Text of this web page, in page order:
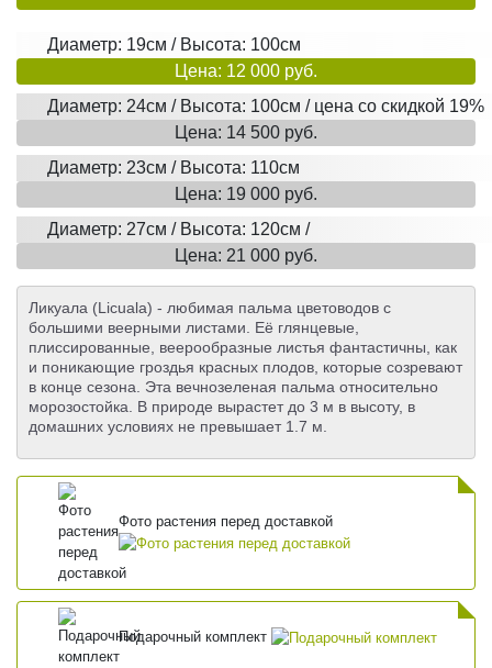
Диаметр: 19см / Высота: 100см
Цена: 12 000 руб.
Диаметр: 24см / Высота: 100см / цена со скидкой 19%
Цена: 14 500 руб.
Диаметр: 23см / Высота: 110см
Цена: 19 000 руб.
Диаметр: 27см / Высота: 120см /
Цена: 21 000 руб.
Ликуала (Licuala) - любимая пальма цветоводов с
большими веерными листами. Её глянцевые,
плиссированные, веерообразные листья фантастичны, как
и поникающие гроздья красных плодов, которые созревают
в конце сезона. Эта вечнозеленая пальма относительно
морозостойка. В природе вырастет до 3 м в высоту, в
домашних условиях не превышает 1.7 м.
Фото растения перед доставкой
Подарочный комплект